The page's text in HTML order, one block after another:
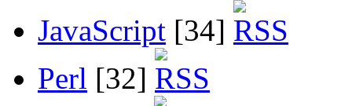
JavaScript [34]
Perl [32]